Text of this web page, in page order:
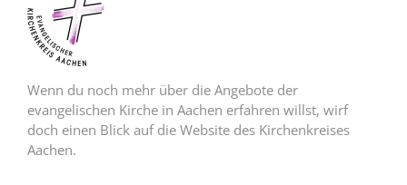
Wenn du noch mehr über die Angebote der
evangelischen Kirche in Aachen erfahren willst, wirf
doch einen Blick auf die Website des Kirchenkreises
Aachen.